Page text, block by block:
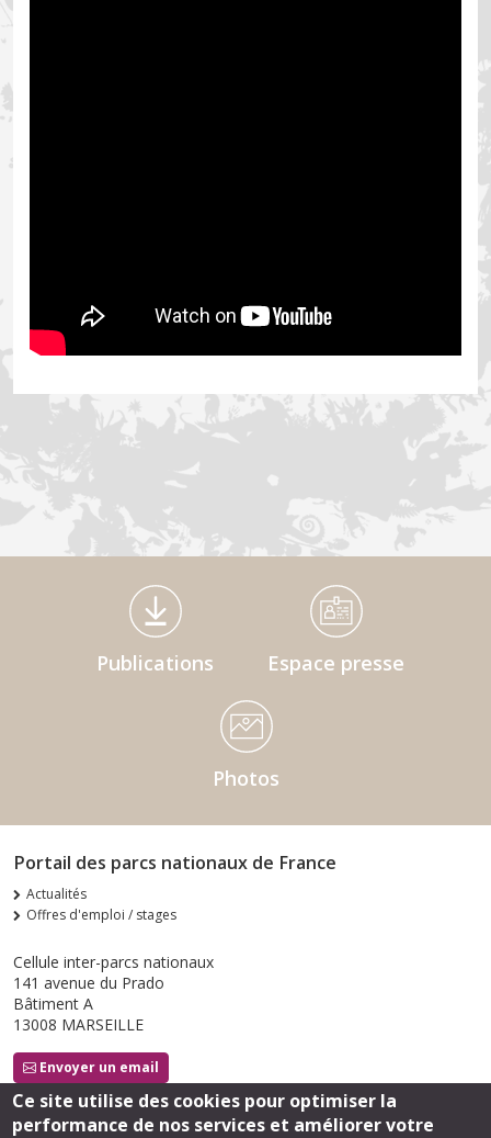
Médiathèque Footer
Publications Espace presse
Photos
Portail des parcs nationaux de France
Actualités
Offres d'emploi / stages
Cellule inter-parcs nationaux
141 avenue du Prado
Bâtiment A
13008 MARSEILLE
Envoyer un email
Ce site utilise des cookies pour optimiser la
performance de nos services et améliorer votre